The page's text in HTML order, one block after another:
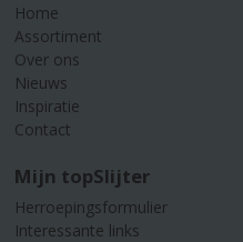
Home
Assortiment
Over ons
Nieuws
Inspiratie
Contact
Mijn topSlijter
Herroepingsformulier
Interessante links